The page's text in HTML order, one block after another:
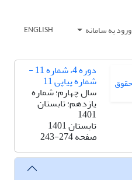
ورود به سامانه ENGLISH
دوره 4، شماره 11 -
شماره پیاپی 11
سال چهارم؛ شماره
یازدهم؛ تابستان
1401
تابستان 1401
صفحه243-274